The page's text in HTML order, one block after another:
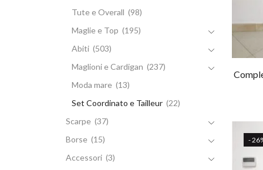
-
Tute e Overall (98)
Maglie e Top (195)
Abiti (503)
Maglioni e Cardigan (237)
Moda mare (13)
Set Coordinato e Tailleur (22)
Scarpe (37)
Borse (15)
Accessori (3)